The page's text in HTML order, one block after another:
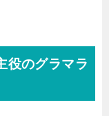
役のグラマラ